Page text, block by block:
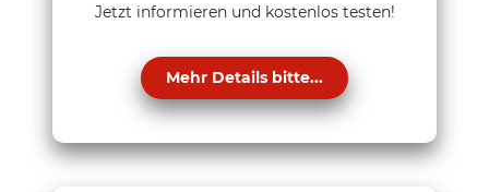
Jetzt informieren und kostenlos testen!
Mehr Details bitte...